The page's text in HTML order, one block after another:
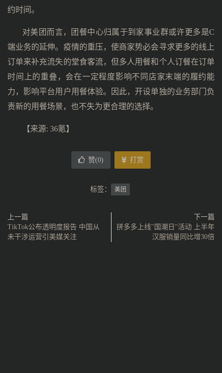
约时间。
对美团而言，团餐中心归属于到家事业群或许更多是C
端业务的延伸。疫情的重压，使商家势必会寻求更多的线上
订单来补充流失的堂食客流，但多人用餐和个人订餐在订单
时间上的重叠，会在一定程度影响不同店家末端的履约能
力，影响平台用户用餐体验。因此，开设单独的业务部门负
责新的用餐场景，也不失为更合理的选择。
【来源: 36氪】
赞(0) 打赏
标签： 美团
上一篇
TikTok公布透明度报告 中国从
未干涉运营引美媒关注
下一篇
拼多多上线"国潮日"活动 上半年
汉服销量同比增30倍